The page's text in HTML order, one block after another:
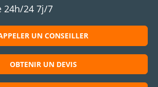
24h/24 7j/7
UN CONSEILLER
OBTENIR UN DEVIS